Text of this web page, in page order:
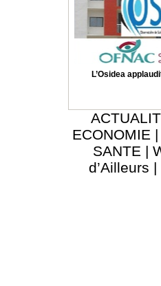
L’Osidea
ECONOMIE |
SANTE |
d’Ailleurs |